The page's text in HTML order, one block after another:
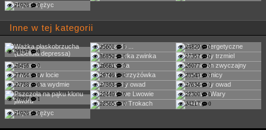
21926 0
Inne w tej kategorii
26157 0
25601 0 24829 0
36850 0 27357 0
26456 0 26681 0 26977 0
27764 0 29746 0 23543 0
22758 0 27363 0 27634 0
27897 1
22440 0 22300 0
22565 0 24217 0
21926 0